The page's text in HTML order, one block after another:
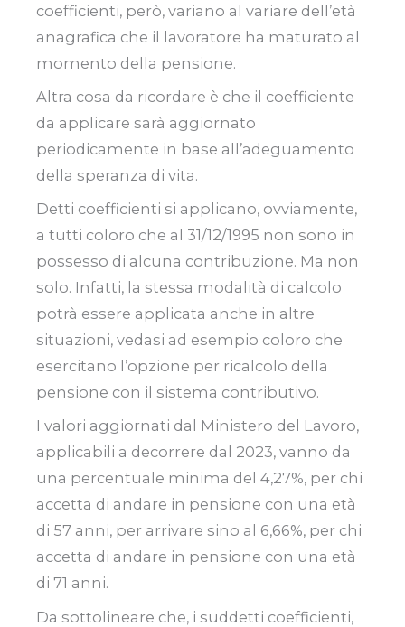
coefficienti, però, variano al variare dell’età
anagrafica che il lavoratore ha maturato al
momento della pensione.
Altra cosa da ricordare è che il coefficiente
da applicare sarà aggiornato
periodicamente in base all’adeguamento
della speranza di vita.
Detti coefficienti si applicano, ovviamente,
a tutti coloro che al 31/12/1995 non sono in
possesso di alcuna contribuzione. Ma non
solo. Infatti, la stessa modalità di calcolo
potrà essere applicata anche in altre
situazioni, vedasi ad esempio coloro che
esercitano l’opzione per ricalcolo della
pensione con il sistema contributivo.
I valori aggiornati dal Ministero del Lavoro,
applicabili a decorrere dal 2023, vanno da
una percentuale minima del 4,27%, per chi
accetta di andare in pensione con una età
di 57 anni, per arrivare sino al 6,66%, per chi
accetta di andare in pensione con una età
di 71 anni.
Da sottolineare che, i suddetti coefficienti,